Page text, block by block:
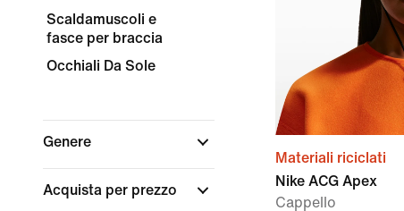
Scaldamuscoli e
fasce per braccia
Occhiali Da Sole
Genere
Acquista per prezzo
Materiali riciclati
Nike ACG Apex
Cappello